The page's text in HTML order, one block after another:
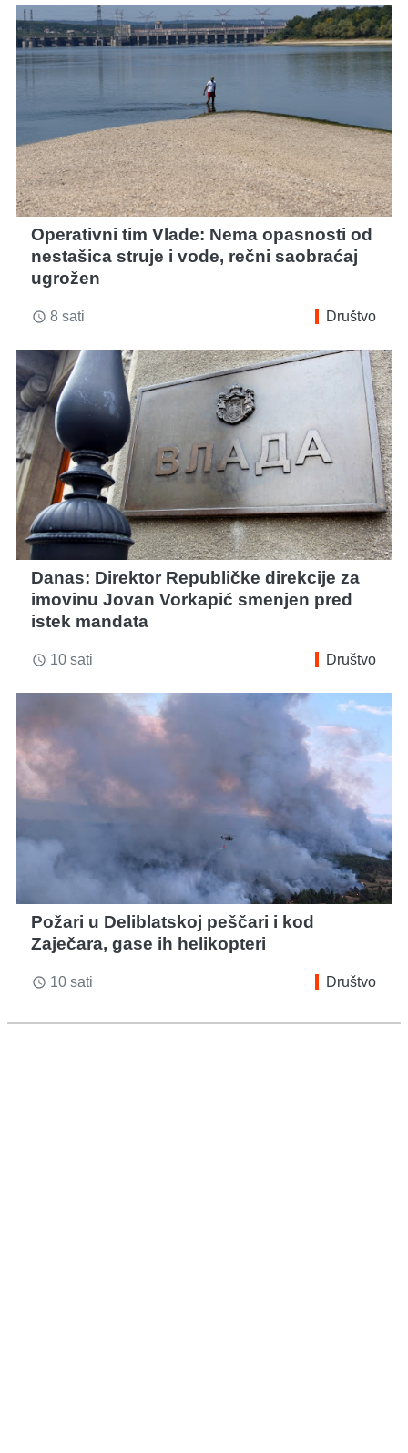
Operativni tim Vlade: Nema opasnosti od
nestašica struje i vode, rečni saobraćaj
ugrožen
access_time 8 sati Društvo
Danas: Direktor Republičke direkcije za
imovinu Jovan Vorkapić smenjen pred
istek mandata
access_time 10 sati Društvo
Požari u Deliblatskoj peščari i kod
Zaječara, gase ih helikopteri
access_time 10 sati Društvo